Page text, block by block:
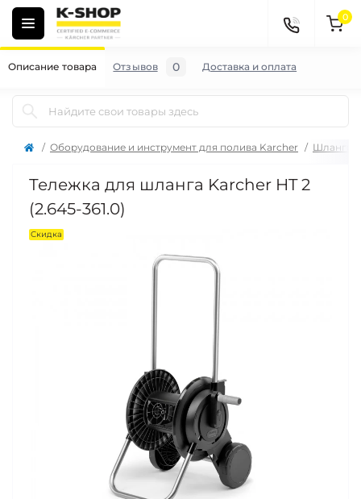
0
Оборудование и инструмент для полива Karcher Шланги,
Тележка для шланга Karcher HT 2
(2.645-361.0)
Скидка
Описание товара Отзывов 0 Доставка и оплата